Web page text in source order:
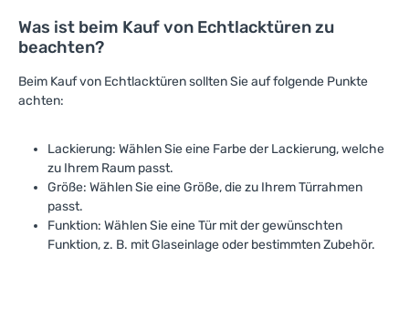
Was ist beim Kauf von Echtlacktüren zu
beachten?
Beim Kauf von Echtlacktüren sollten Sie auf folgende Punkte
achten:
Lackierung: Wählen Sie eine Farbe der Lackierung, welche
zu Ihrem Raum passt.
Größe: Wählen Sie eine Größe, die zu Ihrem Türrahmen
passt.
Funktion: Wählen Sie eine Tür mit der gewünschten
Funktion, z. B. mit Glaseinlage oder bestimmten Zubehör.